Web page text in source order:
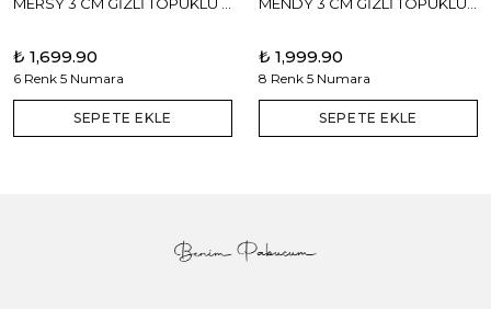
₺ 1,699.90
6 Renk 5 Numara
SEPETE EKLE
₺ 1,999.90
8 Renk 5 Numara
SEPETE EKLE